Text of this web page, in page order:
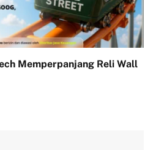
Memperpanjang Reli Wall